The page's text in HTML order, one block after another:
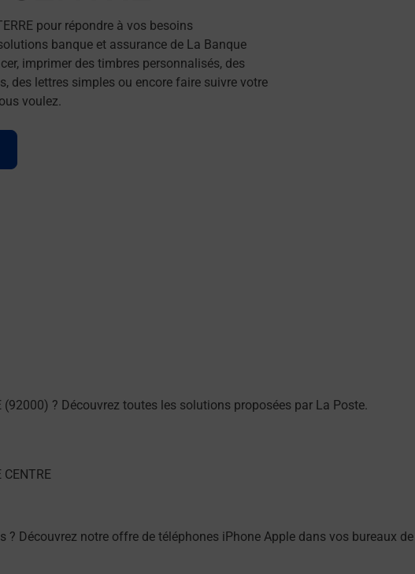
pour répondre à vos besoins
banque et assurance de La Banque
imprimer des timbres personnalisés, des
des lettres simples ou encore faire suivre votre
voulez.
? Découvrez toutes les solutions proposées par La Poste.
Découvrez notre offre de téléphones iPhone Apple dans vos bureaux de